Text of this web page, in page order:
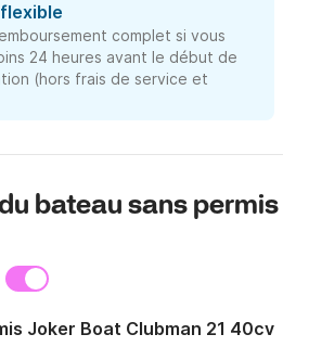
complet si vous
24 heures avant le début de
(hors frais de service et
bateau sans permis
Joker Boat Clubman 21 40cv